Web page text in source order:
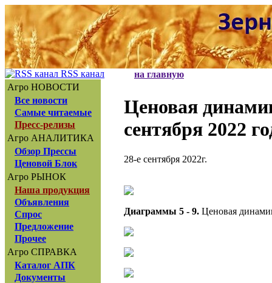
RSS канал
Агро НОВОСТИ
Все новости
Самые читаемые
Пресс-релизы
Агро АНАЛИТИКА
Обзор Прессы
Ценовой Блок
Агро РЫНОК
Наша продукция
Объявления
Спрос
Предложение
Прочее
Агро СПРАВКА
Каталог АПК
Документы
на главную
Ценовая
сентября 2022
28-е сентября 2022г.
Диаграммы 5 - 9. Ценовая